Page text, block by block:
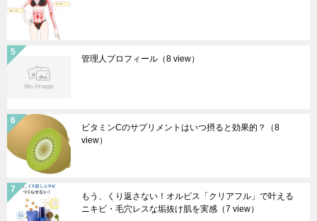
管理人プロフィール （8 view）
ビタミンCのサプリメントはいつ摂ると効果的？
（8
view）
もう、くり返さない！オルビス「クリアフル」で叶える
ニキビ・毛穴レスな垢抜け肌を実感 （7 view）